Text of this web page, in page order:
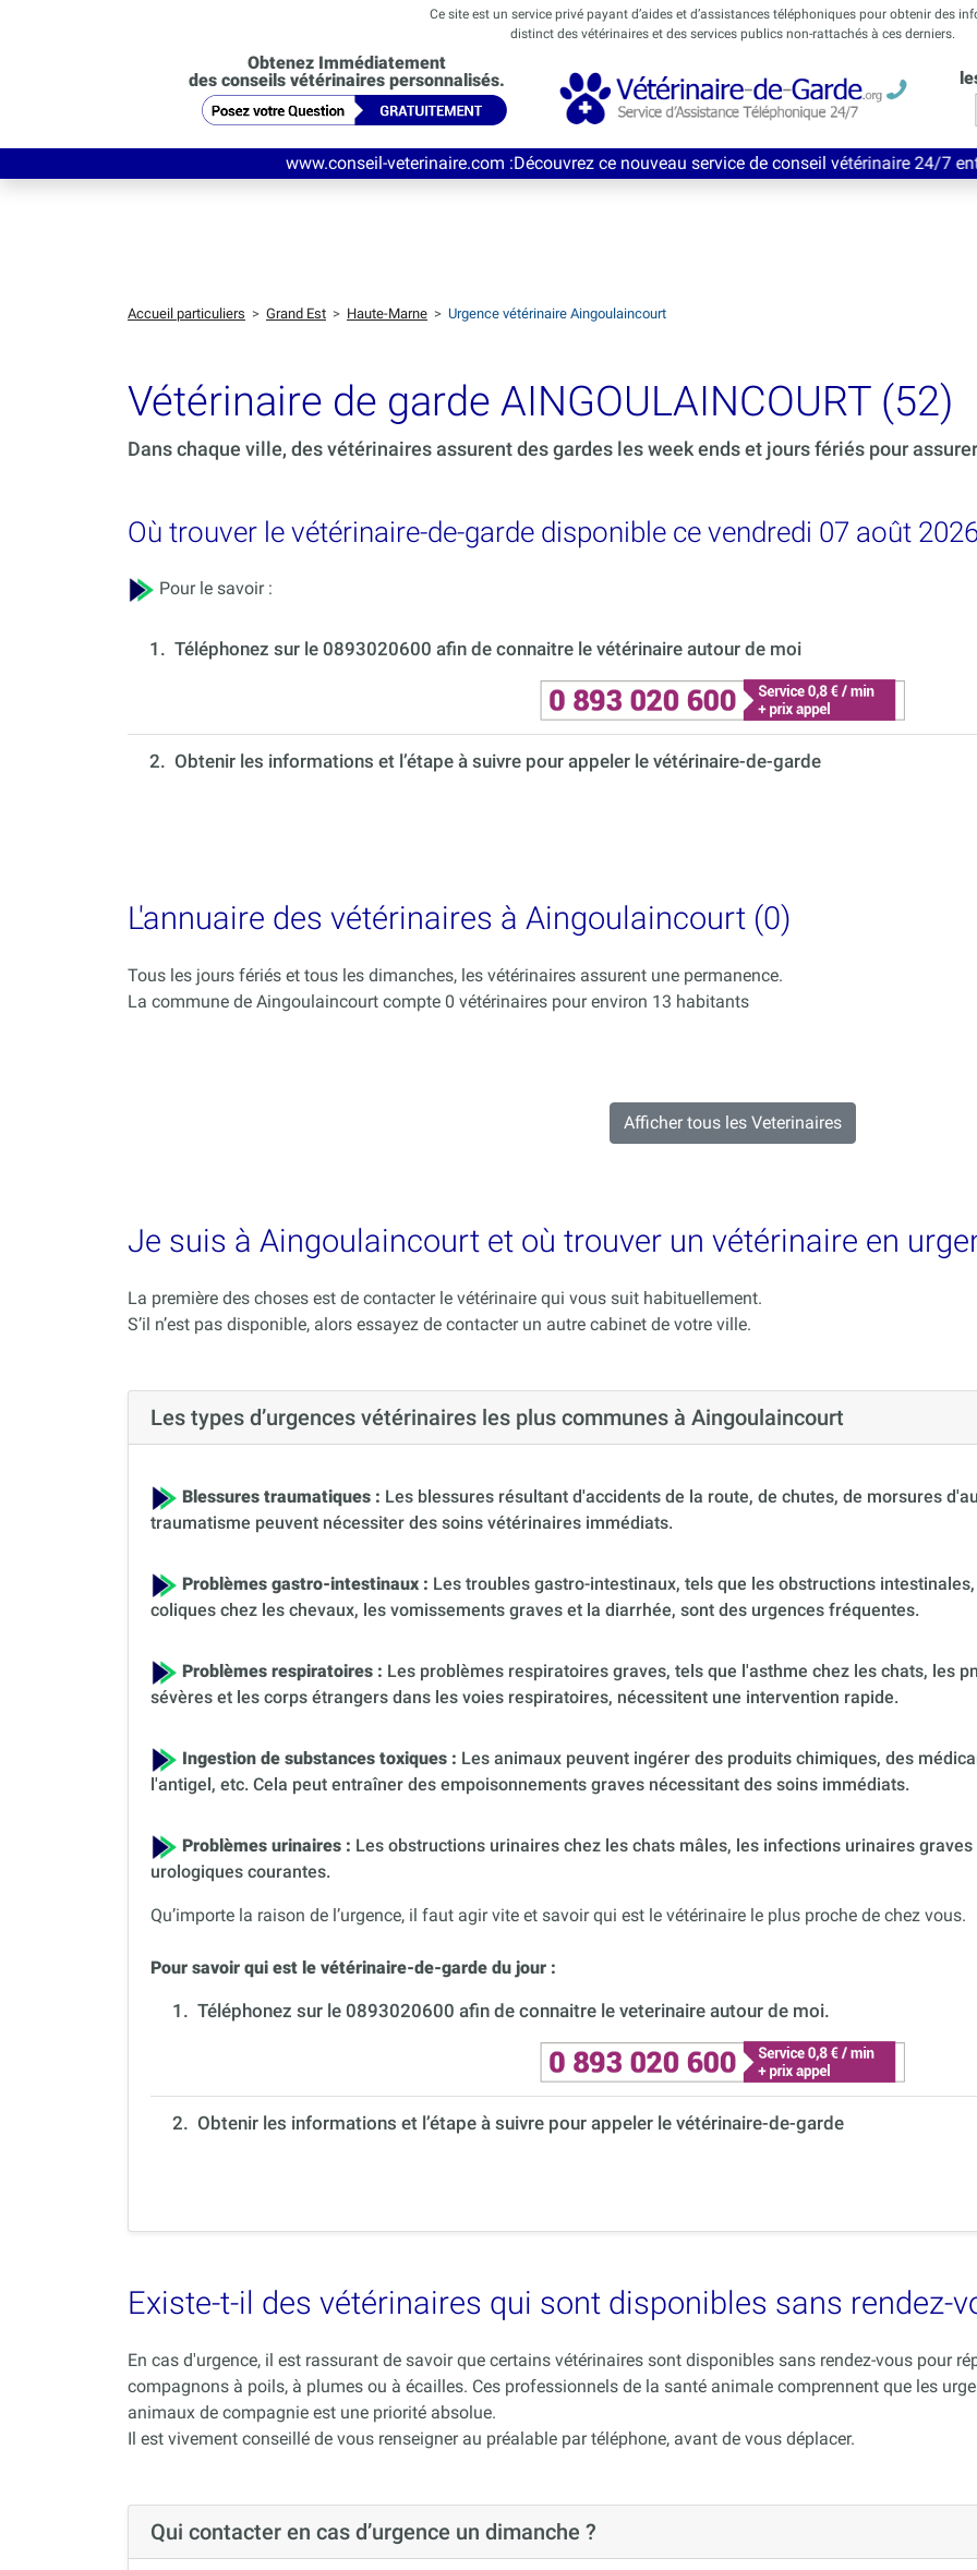
Ce site est un service privé payant d’aides et d’assistances téléphoniques pour obtenir des
distinct des vétérinaires et des services publics non-rattachés à ces derniers.
Obtenez Immédiatement
des conseils vétérinaires personnalisés.
www.conseil-veterinaire.com:Découvrez ce nouveau service de conseil vétérinaire 24/7 entièrement
Accueil particuliers > Grand Est > Haute-Marne > Urgence vétérinaire Aingoulaincourt
Vétérinaire de garde AINGOULAINCOURT (52)
Dans chaque ville, des vétérinaires assurent des gardes les week ends et jours fériés pour
Où trouver le vétérinaire-de-garde disponible ce vendredi 07 août
Pour le savoir :
1. Téléphonez sur le 0893020600 afin de connaitre le vétérinaire autour de moi
2. Obtenir les informations et l’étape à suivre pour appeler le vétérinaire-de-garde
L'annuaire des vétérinaires à Aingoulaincourt (0)
Tous les jours fériés et tous les dimanches, les vétérinaires assurent une permanence.
La commune de Aingoulaincourt compte 0 vétérinaires pour environ 13 habitants
Afficher tous les Veterinaires
Je suis à Aingoulaincourt et où trouver un vétérinaire en
La première des choses est de contacter le vétérinaire qui vous suit habituellement.
S’il n’est pas disponible, alors essayez de contacter un autre cabinet de votre ville.
Les types d’urgences vétérinaires les plus communes à Aingoulaincourt
Blessures traumatiques : Les blessures résultant d'accidents de la route, de chutes, de morsures
traumatisme peuvent nécessiter des soins vétérinaires immédiats.
Problèmes gastro-intestinaux : Les troubles gastro-intestinaux, tels que les obstructions
coliques chez les chevaux, les vomissements graves et la diarrhée, sont des urgences fréquentes.
Problèmes respiratoires : Les problèmes respiratoires graves, tels que l'asthme chez les chats, les
sévères et les corps étrangers dans les voies respiratoires, nécessitent une intervention rapide.
Ingestion de substances toxiques : Les animaux peuvent ingérer des produits chimiques, des
l'antigel, etc. Cela peut entraîner des empoisonnements graves nécessitant des soins immédiats.
Problèmes urinaires : Les obstructions urinaires chez les chats mâles, les infections urinaires
urologiques courantes.
Qu’importe la raison de l’urgence, il faut agir vite et savoir qui est le vétérinaire le plus proche de chez vous.
Pour savoir qui est le vétérinaire-de-garde du jour :
1. Téléphonez sur le 0893020600 afin de connaitre le veterinaire autour de moi.
2. Obtenir les informations et l’étape à suivre pour appeler le vétérinaire-de-garde
Existe-t-il des vétérinaires qui sont disponibles sans rendez-
En cas d'urgence, il est rassurant de savoir que certains vétérinaires sont disponibles sans rendez-vous pour
compagnons à poils, à plumes ou à écailles. Ces professionnels de la santé animale comprennent que les
animaux de compagnie est une priorité absolue.
Il est vivement conseillé de vous renseigner au préalable par téléphone, avant de vous déplacer.
Qui contacter en cas d’urgence un dimanche ?